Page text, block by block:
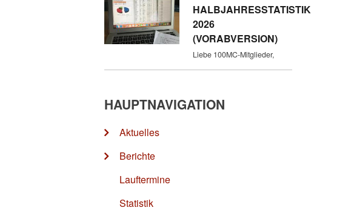
HALBJAHRESSTATISTIK
2026
(VORABVERSION)
Liebe 100MC-Mitglieder,
HAUPTNAVIGATION
Aktuelles
Berichte
Lauftermine
Statistik